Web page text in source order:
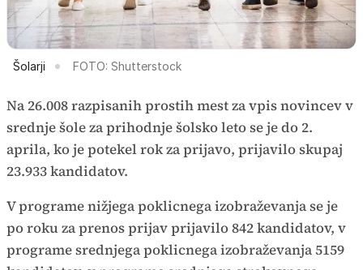
Šolarji FOTO: Shutterstock
Na 26.008 razpisanih prostih mest za vpis novincev v
srednje šole za prihodnje šolsko leto se je do 2.
aprila, ko je potekel rok za prijavo, prijavilo skupaj
23.933 kandidatov.
V programe nižjega poklicnega izobraževanja se je
po roku za prenos prijav prijavilo 842 kandidatov, v
programe srednjega poklicnega izobraževanja 5159